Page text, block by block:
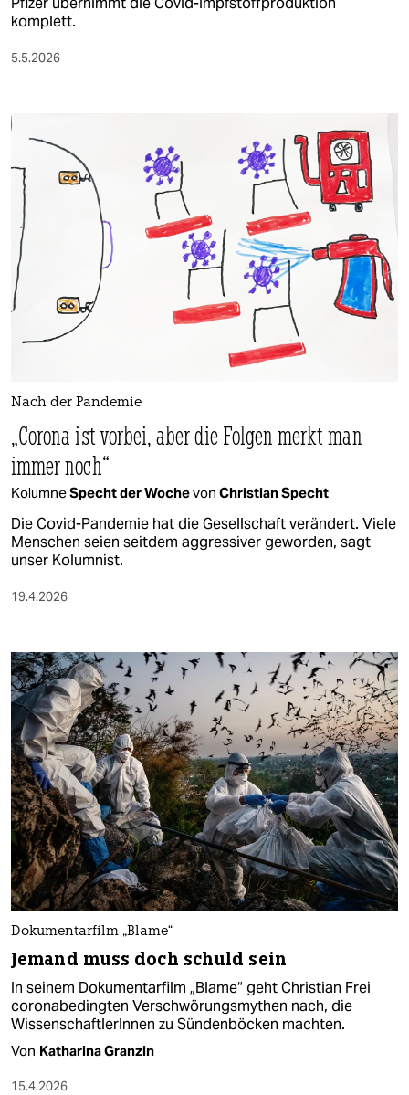
komplett.
5.5.2026
Nach der Pandemie
„Corona ist vorbei, aber die Folgen merkt man
immer noch“
KolumneSpecht der Wochevon Christian Specht
Die Covid-Pandemie hat die Gesellschaft verändert. Viele
Menschen seien seitdem aggressiver geworden, sagt
unser Kolumnist.
19.4.2026
Dokumentarfilm „Blame“
Jemand muss doch schuld sein
In seinem Dokumentarfilm „Blame“ geht Christian Frei
coronabedingten Verschwörungsmythen nach, die
WissenschaftlerInnen zu Sündenböcken machten.
Von Katharina Granzin
15.4.2026